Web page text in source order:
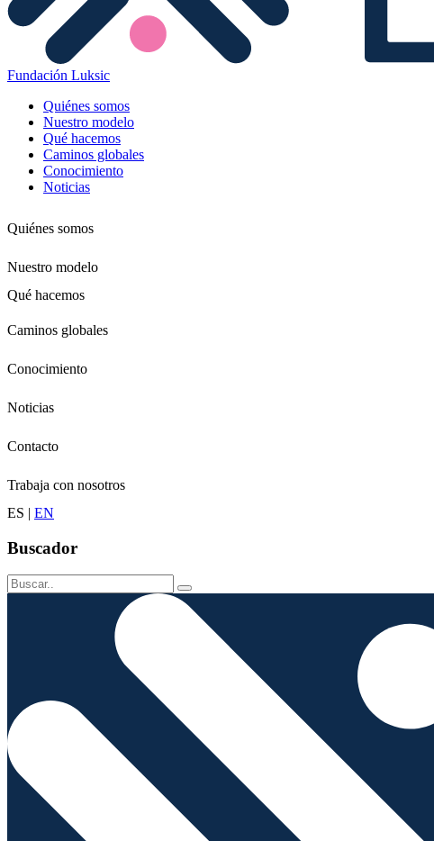
Fundación Luksic
Quiénes somos
Nuestro modelo
Qué hacemos
Caminos globales
Conocimiento
Noticias
Quiénes somos
Nuestro modelo
Qué hacemos
Jóvenes
Adultos
Conservación
Caminos globales
Conocimiento
Noticias
Contacto
Trabaja con nosotros
ES | EN
Buscador